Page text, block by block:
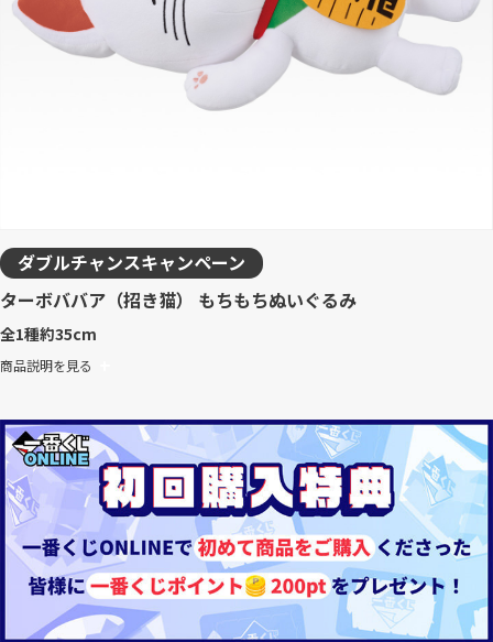
ダブルチャンスキャンペーン
ターボババア（招き猫） もちもちぬいぐるみ
全1種約35cm
商品説明を見る